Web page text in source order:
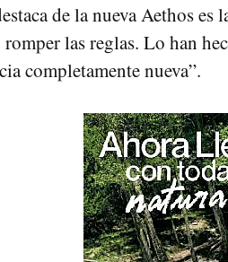
de la nueva Aethos es
las reglas. Lo han
completamente nueva”.